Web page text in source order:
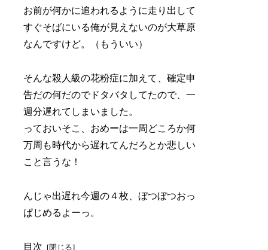
お前が何かに追われるように走り出して
すぐそばにいる俺が見えないのが大草原
なんですけど。（もういい）
そんな殺人級の花粉症に加えて、確定申
告だの何だのでドタバタしてたので、一
週分遅れてしまいました。
っておいそこ、おめーは一周どころか何
万周も時代から遅れてんだろとか悲しい
こと言うな！
んじゃ出遅れ今週の４枚、ぼつぼつおっ
ぱじめるよーっ。
目次